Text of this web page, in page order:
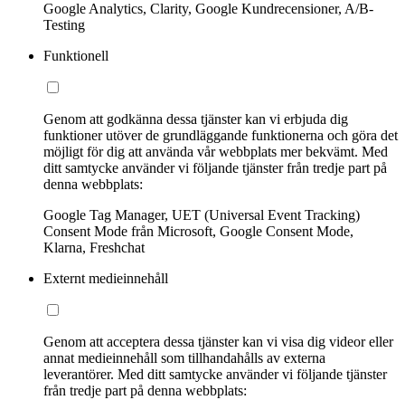
Google Analytics, Clarity, Google Kundrecensioner, A/B-
Testing
Funktionell
Genom att godkänna dessa tjänster kan vi erbjuda dig
funktioner utöver de grundläggande funktionerna och göra det
möjligt för dig att använda vår webbplats mer bekvämt. Med
ditt samtycke använder vi följande tjänster från tredje part på
denna webbplats:
Google Tag Manager, UET (Universal Event Tracking)
Consent Mode från Microsoft, Google Consent Mode,
Klarna, Freshchat
Externt medieinnehåll
Genom att acceptera dessa tjänster kan vi visa dig videor eller
annat medieinnehåll som tillhandahålls av externa
leverantörer. Med ditt samtycke använder vi följande tjänster
från tredje part på denna webbplats: